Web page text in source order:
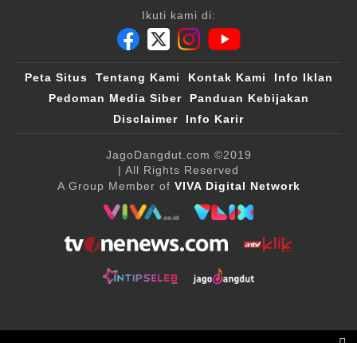
Ikuti kami di:
Peta Situs Tentang Kami Kontak Kami
Info Iklan
Pedoman Media Siber
Panduan Kebijakan
Disclaimer
Info Karir
JagoDangdut.com ©2019
| All Rights Reserved
A Group Member of VIVA Digital Network